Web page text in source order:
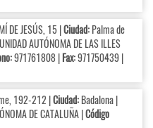
DE JESÚS, 15 |Ciudad:Palma de
AUTÓNOMA DE LAS ILLES
971761808 |Fax:971750439 |
192-212 |Ciudad:Badalona |
DE CATALUÑA |Código